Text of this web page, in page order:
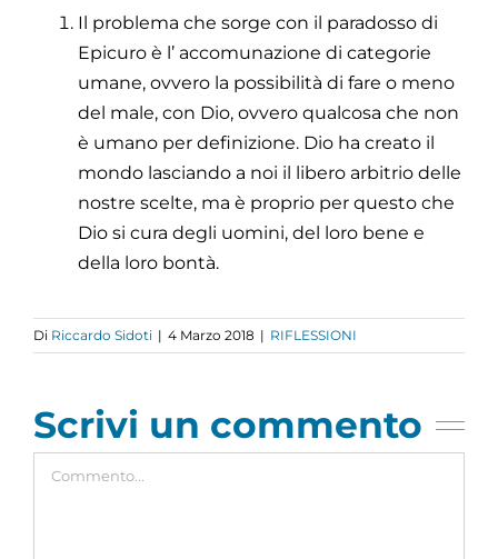
Il problema che sorge con il paradosso di
Epicuro è l’ accomunazione di categorie
umane, ovvero la possibilità di fare o meno
del male, con Dio, ovvero qualcosa che non
è umano per definizione. Dio ha creato il
mondo lasciando a noi il libero arbitrio delle
nostre scelte, ma è proprio per questo che
Dio si cura degli uomini, del loro bene e
della loro bontà.
Di Riccardo Sidoti | 4 Marzo 2018 | RIFLESSIONI
Scrivi un commento
Commento